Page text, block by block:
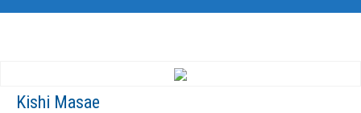
Kishi Masae